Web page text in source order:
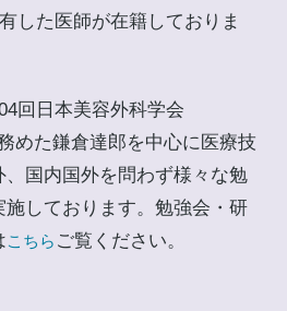
した医師が在籍しておりま
回日本美容外科学会
めた鎌倉達郎を中心に医療技
国内国外を問わず様々な勉
しております。勉強会・研
こちら ご覧ください。